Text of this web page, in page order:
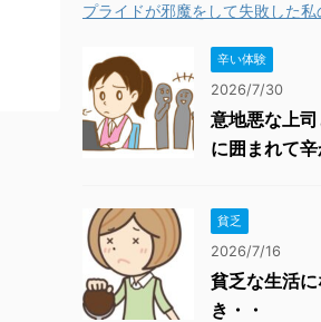
プライドが邪魔をして失敗した私
辛い体験
2026/7/30
意地悪な上
に囲まれて
貧乏
2026/7/16
貧乏な生活
き・・